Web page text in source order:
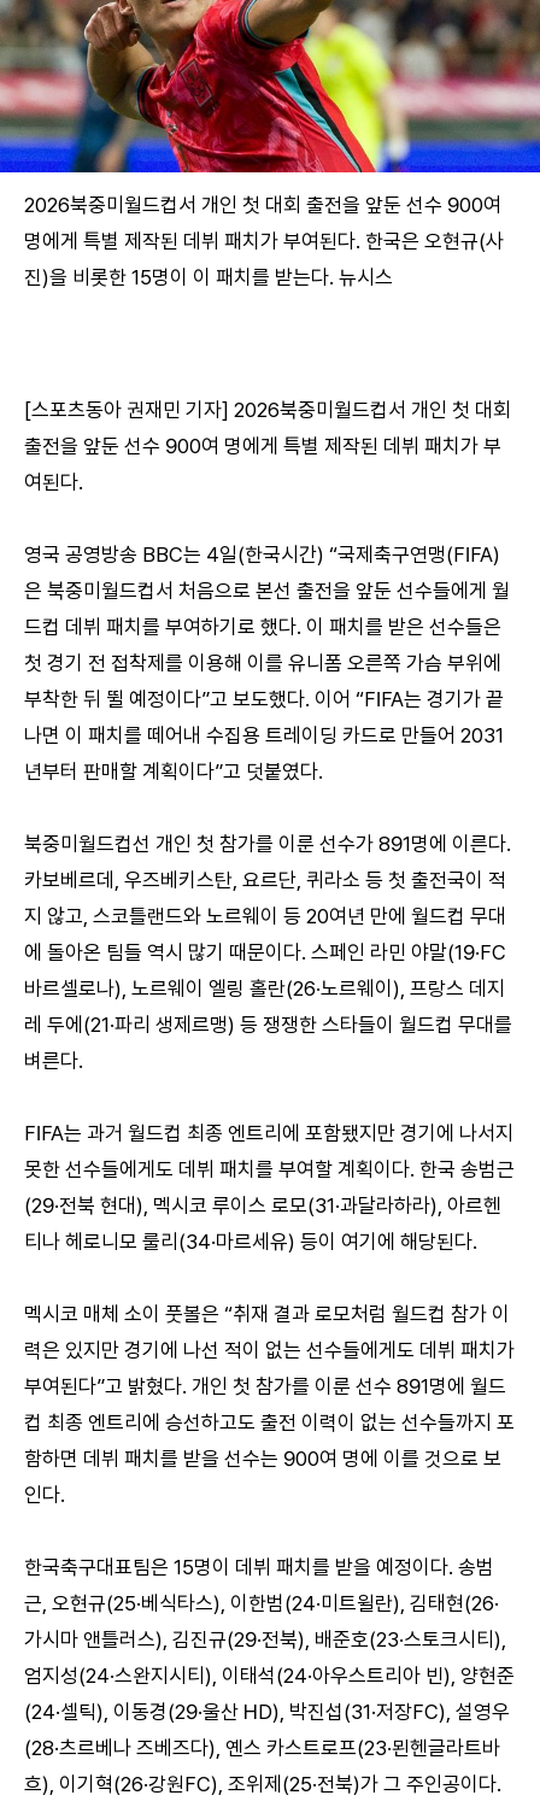
2026북중미월드컵서 개인 첫 대회 출전을 앞둔 선수 900여
명에게 특별 제작된 데뷔 패치가 부여된다. 한국은 오현규(사
진)을 비롯한 15명이 이 패치를 받는다. 뉴시스
[스포츠동아 권재민 기자] 2026북중미월드컵서 개인 첫 대회
출전을 앞둔 선수 900여 명에게 특별 제작된 데뷔 패치가 부
여된다.
영국 공영방송 BBC는 4일(한국시간) “국제축구연맹(FIFA)
은 북중미월드컵서 처음으로 본선 출전을 앞둔 선수들에게 월
드컵 데뷔 패치를 부여하기로 했다. 이 패치를 받은 선수들은
첫 경기 전 접착제를 이용해 이를 유니폼 오른쪽 가슴 부위에
부착한 뒤 뛸 예정이다”고 보도했다. 이어 “FIFA는 경기가 끝
나면 이 패치를 떼어내 수집용 트레이딩 카드로 만들어 2031
년부터 판매할 계획이다”고 덧붙였다.
북중미월드컵선 개인 첫 참가를 이룬 선수가 891명에 이른다.
카보베르데, 우즈베키스탄, 요르단, 퀴라소 등 첫 출전국이 적
지 않고, 스코틀랜드와 노르웨이 등 20여년 만에 월드컵 무대
에 돌아온 팀들 역시 많기 때문이다. 스페인 라민 야말(19·FC
바르셀로나), 노르웨이 엘링 홀란(26·노르웨이), 프랑스 데지
레 두에(21·파리 생제르맹) 등 쟁쟁한 스타들이 월드컵 무대를
벼른다.
FIFA는 과거 월드컵 최종 엔트리에 포함됐지만 경기에 나서지
못한 선수들에게도 데뷔 패치를 부여할 계획이다. 한국 송범근
(29·전북 현대), 멕시코 루이스 로모(31·과달라하라), 아르헨
티나 헤로니모 룰리(34·마르세유) 등이 여기에 해당된다.
멕시코 매체 소이 풋볼은 “취재 결과 로모처럼 월드컵 참가 이
력은 있지만 경기에 나선 적이 없는 선수들에게도 데뷔 패치가
부여된다”고 밝혔다. 개인 첫 참가를 이룬 선수 891명에 월드
컵 최종 엔트리에 승선하고도 출전 이력이 없는 선수들까지 포
함하면 데뷔 패치를 받을 선수는 900여 명에 이를 것으로 보
인다.
한국축구대표팀은 15명이 데뷔 패치를 받을 예정이다. 송범
근, 오현규(25·베식타스), 이한범(24·미트윌란), 김태현(26·
가시마 앤틀러스), 김진규(29·전북), 배준호(23·스토크시티),
엄지성(24·스완지시티), 이태석(24·아우스트리아 빈), 양현준
(24·셀틱), 이동경(29·울산 HD), 박진섭(31·저장FC), 설영우
(28·츠르베나 즈베즈다), 옌스 카스트로프(23·묀헨글라트바
흐), 이기혁(26·강원FC), 조위제(25·전북)가 그 주인공이다.